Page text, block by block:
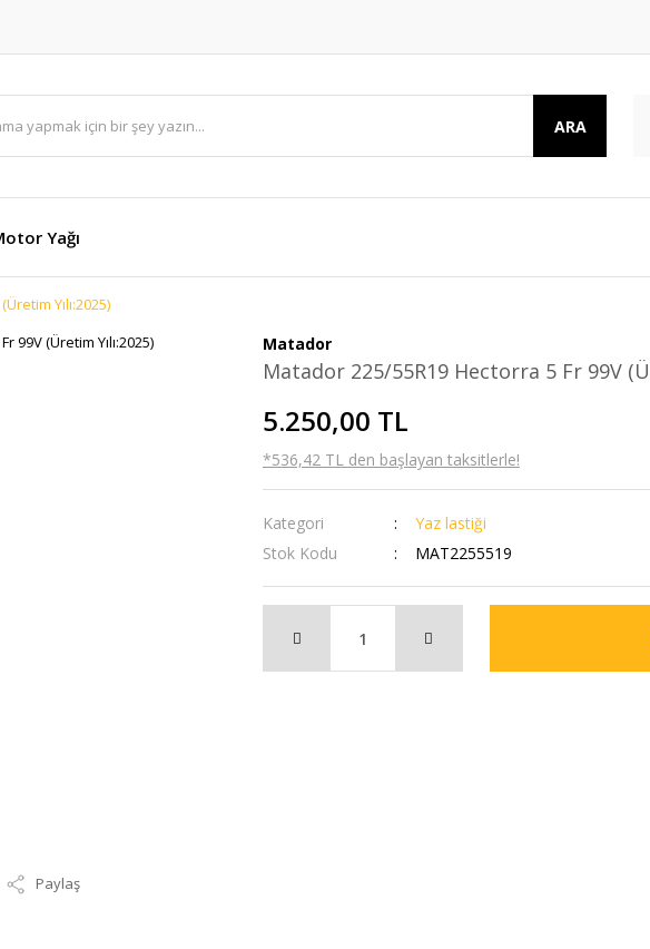
ARA
Yağı
Yılı:2025)
Paylaş
Matador
Matador 225/55R19 Hectorra 5 Fr 99V
5.250,00 TL
*536,42 TL den başlayan taksitlerle!
Kategori
Yaz lastiği
Stok Kodu
MAT2255519